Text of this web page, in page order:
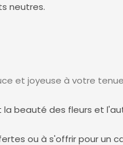
neutres.
et joyeuse à votre
beauté des fleurs et
ou à s'offrir pour un